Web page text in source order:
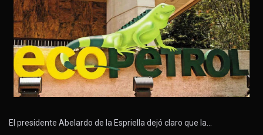
El presidente Abelardo de la Espriella dejó claro que la…